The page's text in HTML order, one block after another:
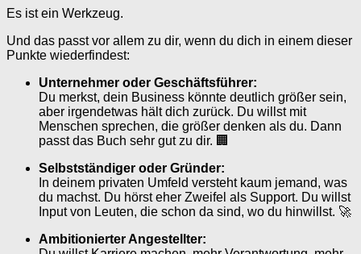
Es ist ein Werkzeug.
Und das passt vor allem zu dir, wenn du dich in einem dieser
Punkte wiederfindest:
Unternehmer oder Geschäftsführer:
Du merkst, dein Business könnte deutlich größer sein,
aber irgendetwas hält dich zurück. Du willst mit
Menschen sprechen, die größer denken als du. Dann
passt das Buch sehr gut zu dir. 🏢
Selbstständiger oder Gründer:
In deinem privaten Umfeld versteht kaum jemand, was
du machst. Du hörst eher Zweifel als Support. Du willst
Input von Leuten, die schon da sind, wo du hinwillst. 🚀
Ambitionierter Angestellter: